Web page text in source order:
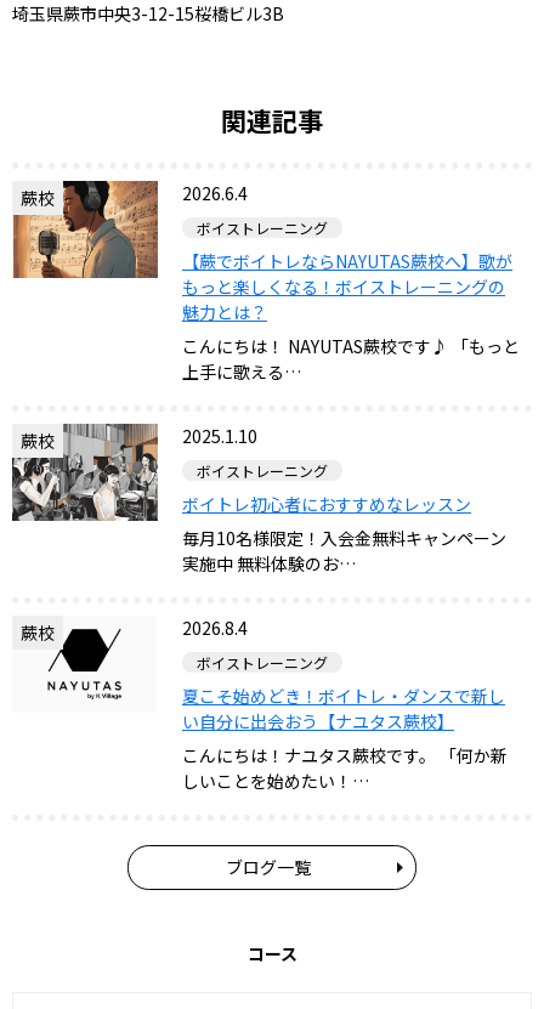
埼玉県蕨市中央3-12-15桜橋ビル3B
関連記事
蕨校 2026.6.4
ボイストレーニング
【蕨でボイトレならNAYUTAS蕨校へ】歌が
もっと楽しくなる！ボイストレーニングの
魅力とは？
こんにちは！ NAYUTAS蕨校です♪ 「もっと
上手に歌える…
蕨校 2025.1.10
ボイストレーニング
ボイトレ初心者におすすめなレッスン
毎月10名様限定！入会金無料キャンペーン
実施中 無料体験のお…
蕨校 2026.8.4
ボイストレーニング
夏こそ始めどき！ボイトレ・ダンスで新し
い自分に出会おう【ナユタス蕨校】
こんにちは！ナユタス蕨校です。 「何か新
しいことを始めたい！…
ブログ一覧
コース